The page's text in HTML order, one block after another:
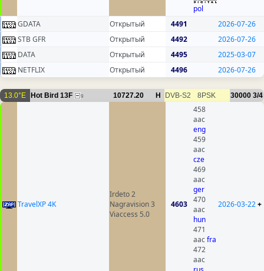
pol
GDATA Открытый 4491
2026-07-26
STB GFR
Открытый 4492
2026-07-26
DATA
Открытый 4495
2025-03-07
NETFLIX
Открытый 4496 2026-07-26
13.0°E Hot Bird 13F 9 10727.20 H DVB-S2 8PSK 30000 3/4
TravelXP 4K
Irdeto 2
Nagravision 3
Viaccess 5.0
4603
458
aac
eng
459
aac
cze
469
aac
ger
470
aac
hun
471
aacfra
472
aac
2026-03-22+